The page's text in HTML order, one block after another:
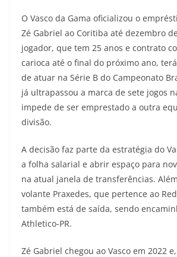
O Vasco da Gama oficializou o
Zé Gabriel ao Coritiba até dezembro
jogador, que tem 25 anos e contrato
carioca até o final do próximo ano,
de atuar na Série B do Campeonato
já ultrapassou a marca de sete jogos
impede de ser emprestado a outra
divisão.
A decisão faz parte da estratégia do
a folha salarial e abrir espaço para
na atual janela de transferências.
volante Praxedes, que pertence ao
também está de saída, sendo
Athletico-PR.
Zé Gabriel chegou ao Vasco em 2022